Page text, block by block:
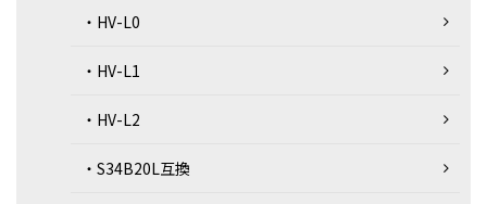
・HV-L0
・HV-L1
・HV-L2
・S34B20L互換